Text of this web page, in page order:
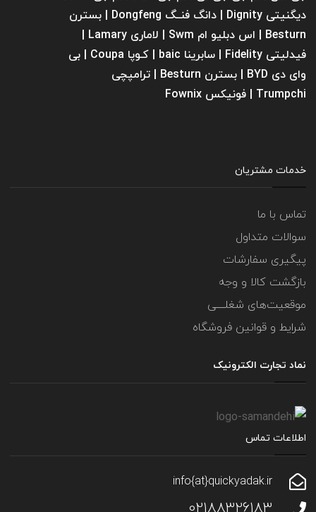
دیگنیتی Dignity | دانگ فنــگ Dongfeng | بسترن
فیدلیتی Fidelity | سابرینا ‌baic | کـوپا Coupa | بی
وای دی BYD | بسترن Besturn | ترامپچی
Trumpchi | فونیکس Fownix
خدمات مشتریان
تماس با ما
سوالات متداول
پیگیری سفارشات
بازگشت کالا و وجه
موقعیت‌های شغلــــی
شرایط و قوانین فروشگاه
نماد تجارت الکترونیک
اطلاعات تماس
info{at}quickyadak.ir